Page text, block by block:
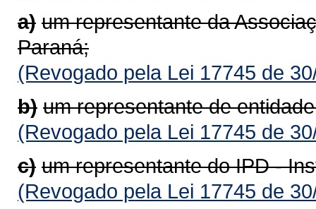
a) um representante da
Paraná;
(Revogado pela Lei 17745 de
b) um representante de
(Revogado pela Lei 17745 de
c) um representante do IPD -
(Revogado pela Lei 17745 de